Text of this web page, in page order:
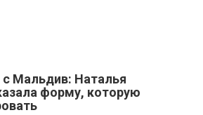
с Мальдив: Наталья
форму, которую